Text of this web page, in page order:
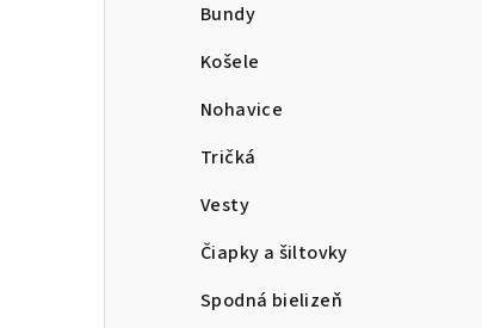
Bundy
Košele
Nohavice
Tričká
Vesty
Čiapky a šiltovky
Spodná bielizeň